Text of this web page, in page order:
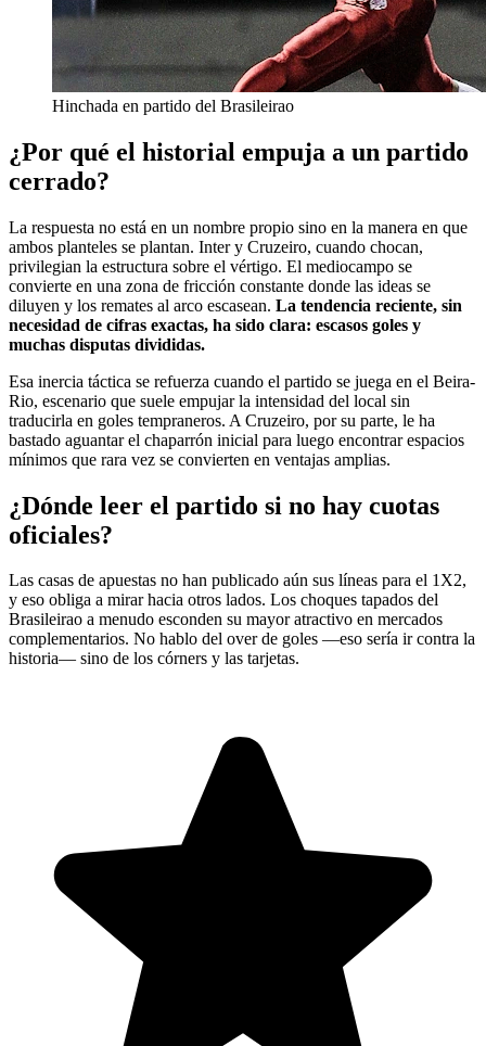
Hinchada en partido del Brasileirao
¿Por qué el historial empuja a un partido
cerrado?
La respuesta no está en un nombre propio sino en la manera en que
ambos planteles se plantan. Inter y Cruzeiro, cuando chocan,
privilegian la estructura sobre el vértigo. El mediocampo se
convierte en una zona de fricción constante donde las ideas se
diluyen y los remates al arco escasean. La tendencia reciente, sin
necesidad de cifras exactas, ha sido clara: escasos goles y
muchas disputas divididas.
Esa inercia táctica se refuerza cuando el partido se juega en el Beira-
Rio, escenario que suele empujar la intensidad del local sin
traducirla en goles tempraneros. A Cruzeiro, por su parte, le ha
bastado aguantar el chaparrón inicial para luego encontrar espacios
mínimos que rara vez se convierten en ventajas amplias.
¿Dónde leer el partido si no hay cuotas
oficiales?
Las casas de apuestas no han publicado aún sus líneas para el 1X2,
y eso obliga a mirar hacia otros lados. Los choques tapados del
Brasileirao a menudo esconden su mayor atractivo en mercados
complementarios. No hablo del over de goles —eso sería ir contra la
historia— sino de los córners y las tarjetas.